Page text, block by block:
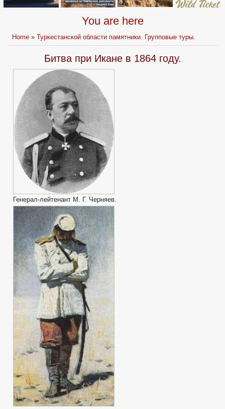
You are here
Home »Туркестанской области памятники. Групповые туры.
Битва при Икане в 1864 году.
Генерал-лейтенант М. Г. Черняев.